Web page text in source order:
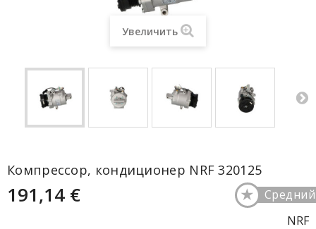
Увеличить
Компрессор, кондиционер NRF 320125
191,14 € Средний
★
NRF